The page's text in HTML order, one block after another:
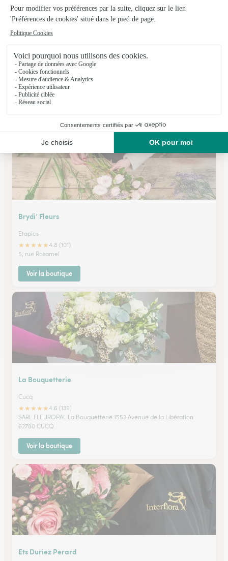
A Fleur D’eau
Pernes en Artois (Pernes)
★★★★★4.6 (27)
28, grand place
Brydi’ Fleurs
Etaples
★★★★★4.8 (101)
5, rue Rosamel
Voir la boutique
La Bouquetterie
Cucq
★★★★★4.6 (139)
SARL FLEUROPAL La Bouquetterie 1553 Avenue de la Libération
62780 CUCQ
Voir la boutique
Ets Duriez Perard